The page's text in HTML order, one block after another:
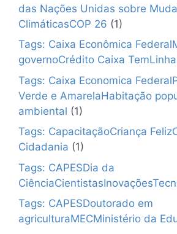
das Nações Unidas sobre
ClimáticasCOP 26 (1)
Tags: Caixa Econômica
governoCrédito Caixa
Tags: Caixa Economica
Verde e AmarelaHabitação
ambiental (1)
Tags: CapacitaçãoCriança
Cidadania (1)
Tags: CAPESDia da
Tags: CAPESDoutorado em
agriculturaMECMinistério da